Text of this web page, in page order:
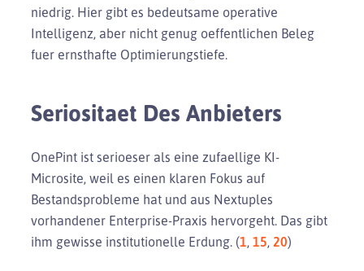
niedrig. Hier gibt es bedeutsame operative
Intelligenz, aber nicht genug oeffentlichen Beleg
fuer ernsthafte Optimierungstiefe.
Seriositaet Des Anbieters
OnePint ist serioeser als eine zufaellige KI-
Microsite, weil es einen klaren Fokus auf
Bestandsprobleme hat und aus Nextuples
vorhandener Enterprise-Praxis hervorgeht. Das gibt
ihm gewisse institutionelle Erdung. (1, 15, 20)